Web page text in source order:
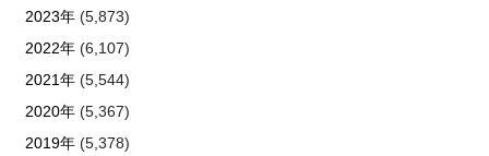
2023年(5,873)
2022年(6,107)
2021年(5,544)
2020年(5,367)
2019年(5,378)